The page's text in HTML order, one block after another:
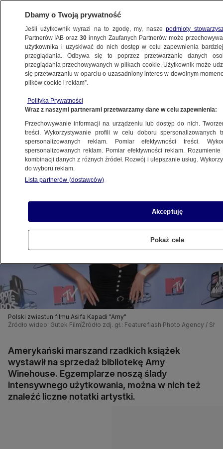
KULTURA I STYL
Egzemplarz "Mistrza i Małgorzaty"
wygląda tak, jakby wpadł do wanny
2.06.2022, 09:40
Udostępnij
Polski zwiastun filmu Asifa Kapadi "Amy"
Źródło wideo: Gutek Film Źródło zdj. gł.: Featureflash Photo Agency /
Amerykański marszand rzadkich książek
wystawił na sprzedaż bibliotekę Amy
Winehouse. Egzemplarze noszą ślady
intensywnego użytkowania, można w nich też
znaleźć liczne notatki artystki.
Dbamy o Twoją prywatność
Jeśli użytkownik wyrazi na to zgodę, my, naszepodmioty
Partnerów IAB oraz30 innych Zaufanych Partnerów może
użytkownika i uzyskiwać do nich dostęp w celu zapewnienia
przeglądania. Odbywa się to poprzez przetwarzanie danych
przeglądania przechowywanych w plikach cookie. Użytkownik może
się przetwarzaniu w oparciu o uzasadniony interes w dowolnym
plików cookie i reklam”.
Polityka Prywatności
Wraz z naszymi partnerami przetwarzamy dane w celu zapewnienia:
Przechowywanie informacji na urządzeniu lub dostęp do nich.
treści. Wykorzystywanie profili w celu doboru spersonalizowanych
spersonalizowanych reklam. Pomiar efektywności treści.
spersonalizowanych reklam. Pomiar efektywności reklam.
kombinacji danych z różnych źródeł. Rozwój i ulepszanie usług.
do wyboru reklam.
Lista partnerów (dostawców)
Akceptuję
Pokaż cele